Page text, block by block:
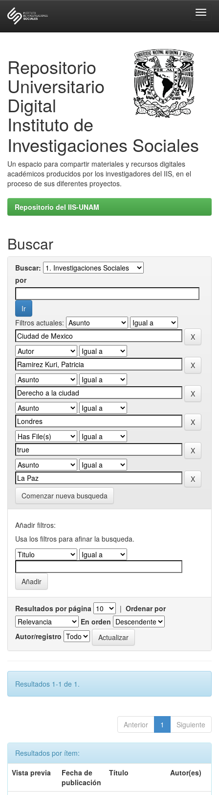
Repositorio
Universitario
Digital
Instituto de
Investigaciones Sociales
Un espacio para compartir materiales y recursos digitales
académicos producidos por los investigadores del IIS, en el
proceso de sus diferentes proyectos.
Repositorio del IIS-UNAM
Buscar
Buscar:
por
Filtros actuales:
Comenzar nueva busqueda
Añadir filtros:
Usa los filtros para afinar la busqueda.
Resultados por página | Ordenar por
En orden
Autor/registro
Resultados 1-1 de 1.
Anterior 1 Siguiente
Resultados por ítem:
Vista previa
Fecha de
publicación
Título Autor(es)